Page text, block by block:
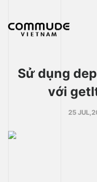
Sử dụng
với
25